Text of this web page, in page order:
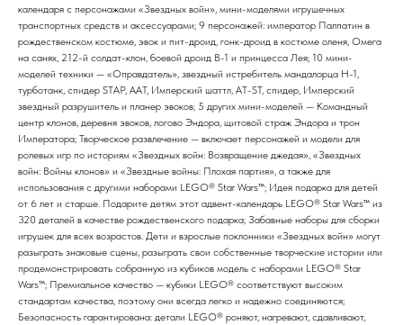
календаря с персонажами «Звездных войн», мини-моделями игрушечных
транспортных средств и аксессуарами; 9 персонажей: император Палпатин в
рождественском костюме, эвок и пит-дроид, гонк-дроид в костюме оленя, Омега
на санях, 212-й солдат-клон, боевой дроид B-1 и принцесса Лея; 10 мини-
моделей техники — «Оправдатель», звездный истребитель мандалорца Н-1,
турботанк, спидер STAP, AAT, Имперский шаттл, AT-ST, спидер, Имперский
звездный разрушитель и планер эвоков; 5 других мини-моделей — Командный
центр клонов, деревня эвоков, логово Эндора, щитовой страж Эндора и трон
Императора; Творческое развлечение — включает персонажей и модели для
ролевых игр по историям «Звездных войн: Возвращение джедая», «Звездных
войн: Войны клонов» и «Звездные войны: Плохая партия», а также для
использования с другими наборами LEGO® Star Wars™; Идея подарка для детей
от 6 лет и старше. Подарите детям этот адвент-календарь LEGO® Star Wars™ из
320 деталей в качестве рождественского подарка; Забавные наборы для сборки
игрушек для всех возрастов. Дети и взрослые поклонники «Звездных войн» могут
разыграть знаковые сцены, разыграть свои собственные творческие истории или
продемонстрировать собранную из кубиков модель с наборами LEGO® Star
Wars™; Премиальное качество — кубики LEGO® соответствуют высоким
стандартам качества, поэтому они всегда легко и надежно соединяются;
Безопасность гарантирована: детали LEGO® роняют, нагревают, сдавливают,